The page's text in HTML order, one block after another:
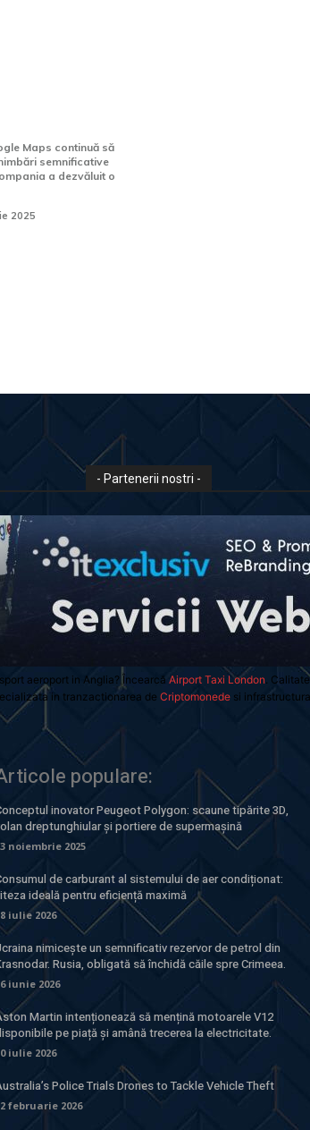
Maps continuă să
semnificative
a dezvăluit o
2025
- Partenerii nostri -
aeroport in Anglia? Încearcă Airport Taxi London.
in tranzactionarea de Criptomonedesi
populare:
inovator Peugeot Polygon: scaune tipărite 3D,
dreptunghiular și portiere de supermașină
noiembrie 2025
de carburant al sistemului de aer condiționat:
ideală pentru eficiență maximă
iulie 2026
nimicește un semnificativ rezervor de petrol din
Rusia, obligată să închidă căile spre Crimeea.
iunie 2026
Martin intenționează să mențină motoarele V12
pe piață și amână trecerea la electricitate.
iulie 2026
Police Trials Drones to Tackle Vehicle Theft
februarie 2026